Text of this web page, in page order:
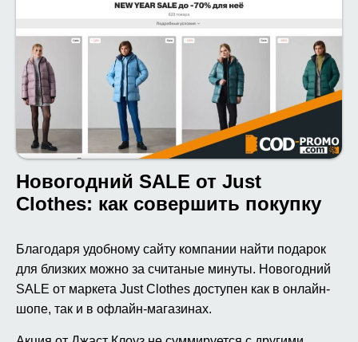
Новогодний SALE от Just
Clothes: как совершить покупку
Благодаря удобному сайту компании найти подарок
для близких можно за считаные минуты. Новогодний
SALE от маркета Just Clothes доступен как в онлайн-
шопе, так и в офлайн-магазинах.